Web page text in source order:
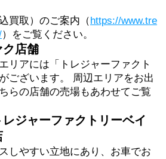
買取）のご案内（https://www.tre
）をご覧ください。
ク店舗
リアには「トレジャーファクト
ございます。 周辺エリアをお出
らの店舗の売場もあわせてご覧
ジャーファクトリーベイ
しやすい立地にあり、お車でお